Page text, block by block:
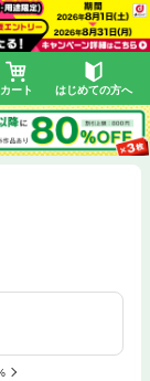
カート はじめての方へ